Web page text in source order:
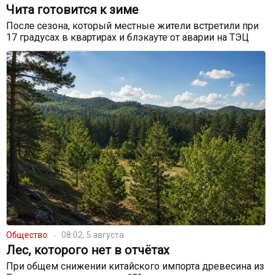
Чита готовится к зиме
После сезона, который местные жители встретили при
17 градусах в квартирах и блэкауте от аварии на ТЭЦ
Общество 08:02, 5 августа
Лес, которого нет в отчётах
При общем снижении китайского импорта древесина из